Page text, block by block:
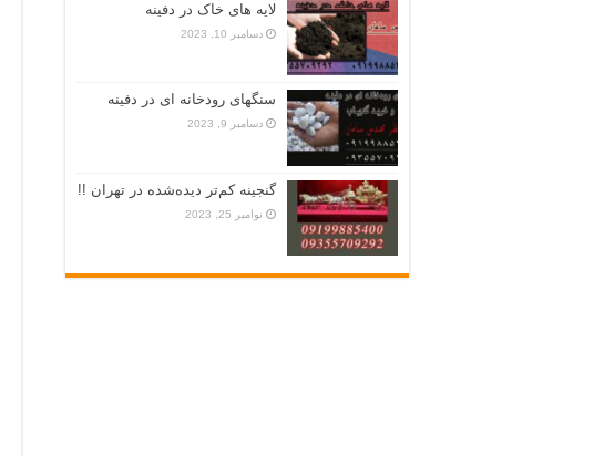
لایه های خاک در دفینه
دسامبر 10, 2023
سنگهای رودخانه ای در دفینه
دسامبر 9, 2023
گنجینه کم‌تر دیده‌شده در تهران !!
نوامبر 25, 2023